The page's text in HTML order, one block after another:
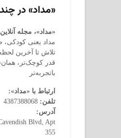
«مداد» در
«مداد»، مجله
مداد یعنی کودکی،
تلاش تا آخرین
قدر کوچک‌تر،
باتجربه‌تر
ارتباط با «مداد»:
تلفن:
آدرس:
Blvd, Apt
355